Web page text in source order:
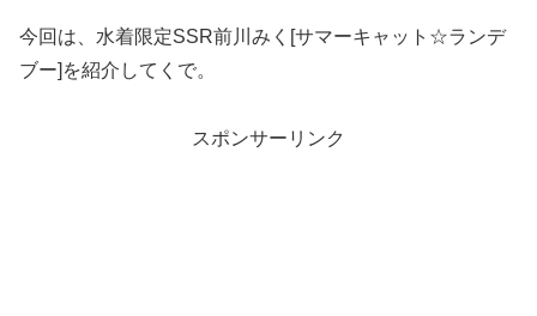
今回は、水着限定SSR前川みく[サマーキャット☆ランデ
ブー]を紹介してくで。
スポンサーリンク